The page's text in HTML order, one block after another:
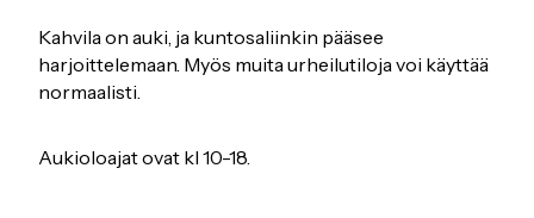
Kahvila on auki, ja kuntosaliinkin pääsee
harjoittelemaan. Myös muita urheilutiloja voi käyttää
normaalisti.
Aukioloajat ovat kl 10-18.